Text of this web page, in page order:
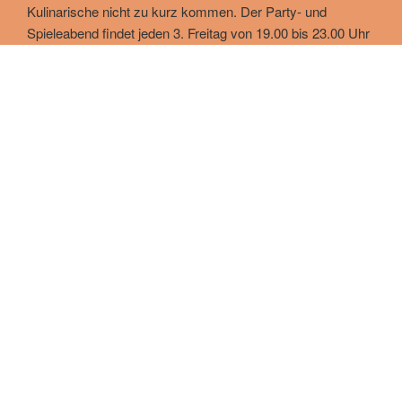
Kulinarische nicht zu kurz kommen. Der Party- und
Spieleabend findet jeden 3. Freitag von 19.00 bis 23.00 Uhr